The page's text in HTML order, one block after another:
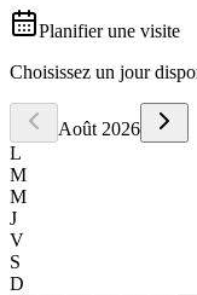
Planifier une visite
Choisissez un jour
Août 2026
L
M
M
J
V
S
D